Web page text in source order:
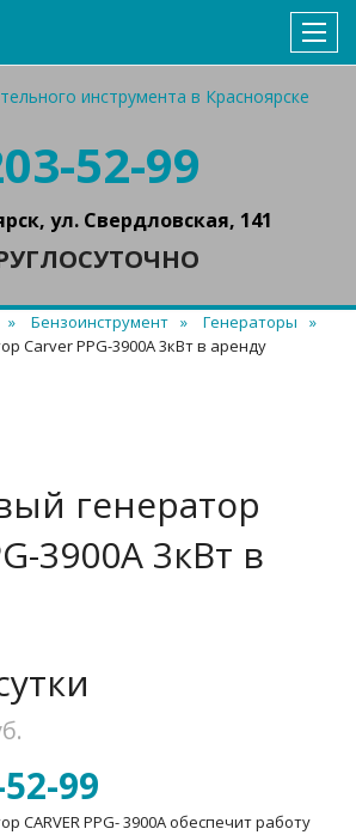
52-99
ул. Свердловская, 141
Бензоинструмент
Генераторы
Carver PPG-3900A 3кВт в аренду
генератор
3900A 3кВт в
99
CARVER PPG- 3900А обеспечит работу